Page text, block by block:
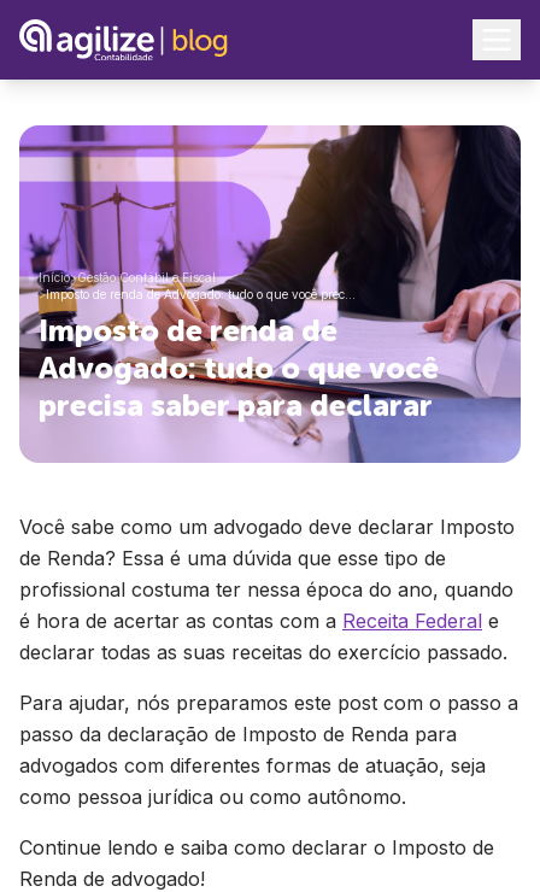
Início>Gestão Contábil e Fiscal
>Imposto de renda de Advogado: tudo o que você prec…
Imposto de renda de
Advogado: tudo o que você
precisa saber para declarar
Você sabe como um advogado deve declarar Imposto
de Renda? Essa é uma dúvida que esse tipo de
profissional costuma ter nessa época do ano, quando
é hora de acertar as contas com a Receita Federal e
declarar todas as suas receitas do exercício passado.
Para ajudar, nós preparamos este post com o passo a
passo da declaração de Imposto de Renda para
advogados com diferentes formas de atuação, seja
como pessoa jurídica ou como autônomo.
Continue lendo e saiba como declarar o Imposto de
Renda de advogado!